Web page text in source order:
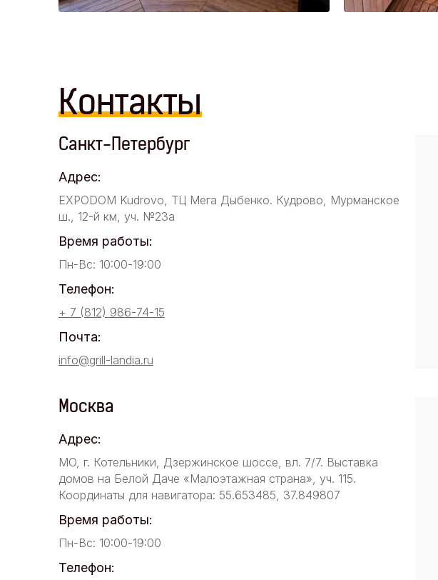
Контакты
Санкт-Петербург
Адрес:
EXPODOM Kudrovo, ТЦ Мега Дыбенко. Кудрово, Мурманское
ш., 12-й км, уч. №23а
Время работы:
Пн-Вс: 10:00-19:00
Телефон:
+ 7 (812) 986-74-15
Почта:
info@grill-landia.ru
Москва
Адрес:
МО, г. Котельники, Дзержинское шоссе, вл. 7/7. Выставка
домов на Белой Даче «Малоэтажная страна», уч. 115.
Координаты для навигатора: 55.653485, 37.849807
Время работы:
Пн-Вс: 10:00-19:00
Телефон: